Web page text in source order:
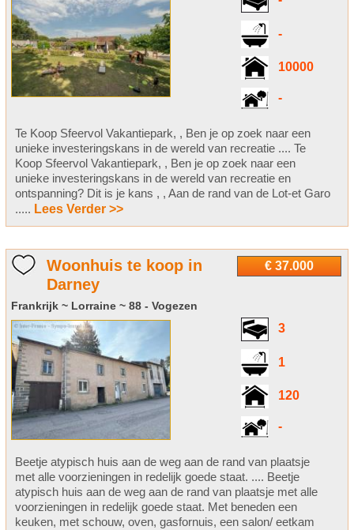
-
10000
-
Te Koop Sfeervol Vakantiepark, , Ben je op zoek naar een
unieke investeringskans in de wereld van recreatie .... Te
Koop Sfeervol Vakantiepark, , Ben je op zoek naar een
unieke investeringskans in de wereld van recreatie en
ontspanning? Dit is je kans , , Aan de rand van de Lot-et Garo
..... Lees Verder >>
€ 37.000
Woonhuis te koop in
Darney
Frankrijk ~ Lorraine ~ 88 - Vogezen
3
1
120
-
Beetje atypisch huis aan de weg aan de rand van plaatsje
met alle voorzieningen in redelijk goede staat. .... Beetje
atypisch huis aan de weg aan de rand van plaatsje met alle
voorzieningen in redelijk goede staat. Met beneden een
keuken, met schouw, oven, gasfornuis, een salon/ eetkam